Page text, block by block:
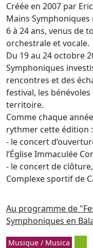
Créée en 2007 par
Mains
6 à 24 ans, venus de
orchestrale et vocale.
Du 19 au 24 octobre
Symphoniques
rencontres et des
festival, les
territoire.
Comme chaque
rythmer cette édition :
- le concert
l’Église Immaculée
- le concert de
Complexe sportif de
Au programme de
Symphoniques en
Musique / Musica